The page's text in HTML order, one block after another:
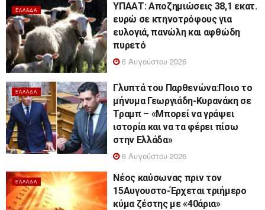
ΕΛΛΆΔΑ
ΥΠΑΑΤ: Αποζημιώσεις 38,1 εκατ.
ευρώ σε κτηνοτρόφους για
ευλογιά, πανώλη και αφθώδη
πυρετό
6 Αυγούστου 2026
ΕΛΛΆΔΑ
Γλυπτά του Παρθενώνα:Ποιο το
μήνυμα Γεωργιάδη-Κυρανάκη σε
Τραμπ – «Μπορεί να γράψει
ιστορία και να τα φέρει πίσω
στην Ελλάδα»
6 Αυγούστου 2026
ΕΛΛΆΔΑ
Νέος καύσωνας πριν τον
15Αυγουστο-Έρχεται τριήμερο
κύμα ζέστης με «40άρια»